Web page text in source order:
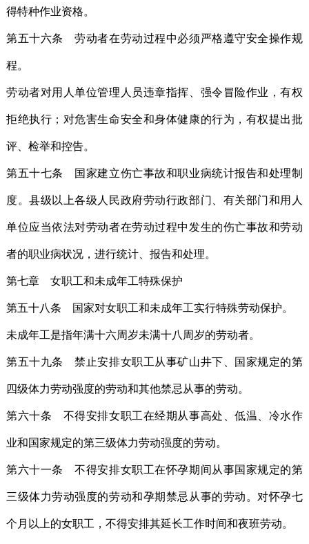
得特种作业资格。
第五十六条 劳动者在劳动过程中必须严格遵守安全操作规
程。
劳动者对用人单位管理人员违章指挥、强令冒险作业，有权
拒绝执行；对危害生命安全和身体健康的行为，有权提出批
评、检举和控告。
第五十七条 国家建立伤亡事故和职业病统计报告和处理制
度。县级以上各级人民政府劳动行政部门、有关部门和用人
单位应当依法对劳动者在劳动过程中发生的伤亡事故和劳动
者的职业病状况，进行统计、报告和处理。
第七章 女职工和未成年工特殊保护
第五十八条 国家对女职工和未成年工实行特殊劳动保护。
未成年工是指年满十六周岁未满十八周岁的劳动者。
第五十九条 禁止安排女职工从事矿山井下、国家规定的第
四级体力劳动强度的劳动和其他禁忌从事的劳动。
第六十条 不得安排女职工在经期从事高处、低温、冷水作
业和国家规定的第三级体力劳动强度的劳动。
第六十一条 不得安排女职工在怀孕期间从事国家规定的第
三级体力劳动强度的劳动和孕期禁忌从事的劳动。对怀孕七
个月以上的女职工，不得安排其延长工作时间和夜班劳动。